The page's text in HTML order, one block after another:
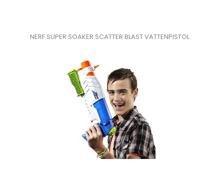
NERF SUPER SOAKER SCATTER BLAST VATTENPISTOL